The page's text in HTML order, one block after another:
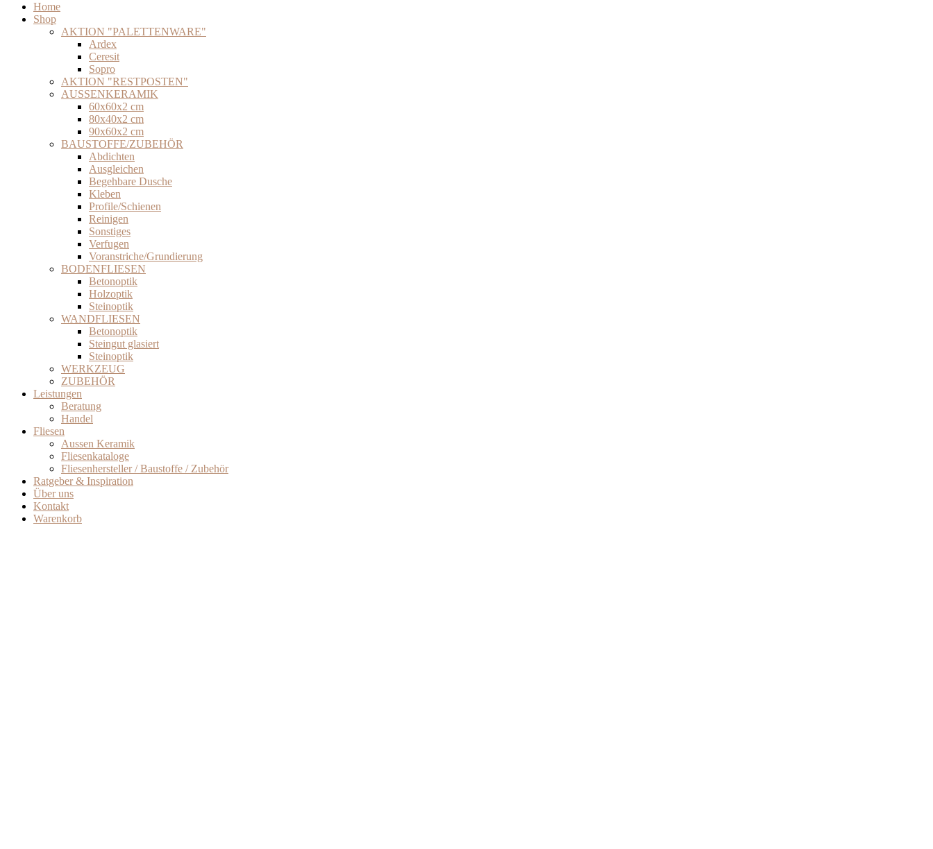
Home
Shop
AKTION "PALETTENWARE"
Ardex
Ceresit
Sopro
AKTION "RESTPOSTEN"
AUSSENKERAMIK
60x60x2 cm
80x40x2 cm
90x60x2 cm
BAUSTOFFE/ZUBEHÖR
Abdichten
Ausgleichen
Begehbare Dusche
Kleben
Profile/Schienen
Reinigen
Sonstiges
Verfugen
Voranstriche/Grundierung
BODENFLIESEN
Betonoptik
Holzoptik
Steinoptik
WANDFLIESEN
Betonoptik
Steingut glasiert
Steinoptik
WERKZEUG
ZUBEHÖR
Leistungen
Beratung
Handel
Fliesen
Aussen Keramik
Fliesenkataloge
Fliesenhersteller / Baustoffe / Zubehör
Ratgeber & Inspiration
Über uns
Kontakt
Warenkorb